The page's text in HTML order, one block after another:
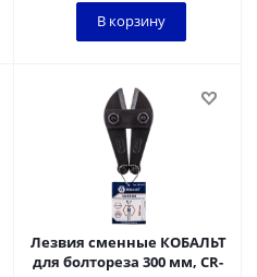
В корзину
Лезвия сменные КОБАЛЬТ
для болтореза 300 мм, CR-